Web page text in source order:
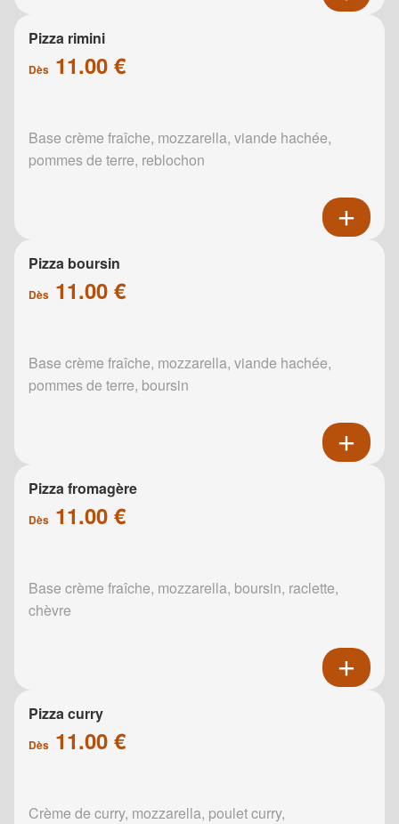
Pizza rimini
Dès 11.00 €
Base crème fraîche, mozzarella, viande hachée,
pommes de terre, reblochon
Pizza boursin
Dès 11.00 €
Base crème fraîche, mozzarella, viande hachée,
pommes de terre, boursin
Pizza fromagère
Dès 11.00 €
Base crème fraîche, mozzarella, boursin, raclette,
chèvre
Pizza curry
Dès 11.00 €
Crème de curry, mozzarella, poulet curry,